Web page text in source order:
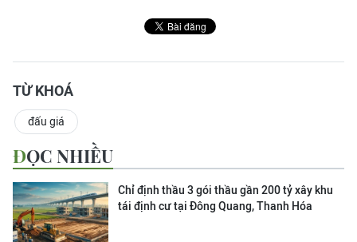
TỪ KHOÁ
đấu giá
ĐỌC NHIỀU
Chỉ định thầu 3 gói thầu gần 200 tỷ xây khu
tái định cư tại Đông Quang, Thanh Hóa